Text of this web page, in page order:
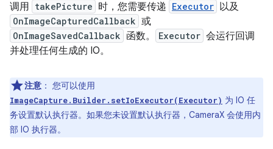
调用 takePicture 时，您需要传递 Executor 以及
OnImageCapturedCallback 或
OnImageSavedCallback 函数。 Executor 会运行回调
并处理任何生成的 IO。
注意 ： 您可以使用
ImageCapture.Builder.setIoExecutor(Executor) 为 IO 任
务设置默认执行器。如果您未设置默认执行器，CameraX 会使用内
部 IO 执行器。